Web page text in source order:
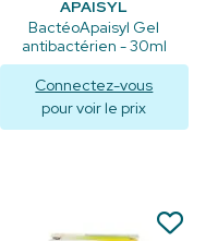
APAISYL
BactéoApaisyl Gel
antibactérien - 30ml
Connectez-vous
pour voir le prix